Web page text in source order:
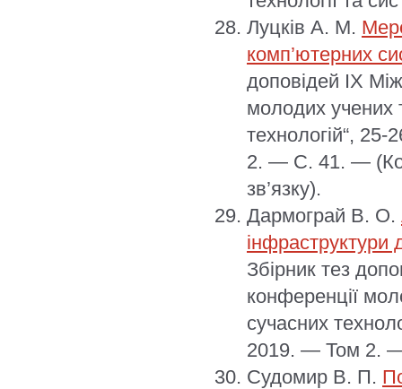
Луцків А. М.
комп’ютерних
доповідей ІX
молодих учених
технологій“,
2. — С. 41. —
зв’язку).
Дармограй В. О.
інфраструктури
Збірник тез
конференції
сучасних
2019. — Том 2.
Судомир В. П.